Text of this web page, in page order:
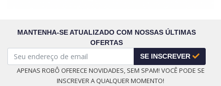
MANTENHA-SE ATUALIZADO COM NOSSAS ÚLTIMAS
OFERTAS
SE INSCREVER
APENAS ROBÔ OFERECE NOVIDADES, SEM SPAM! VOCÊ PODE SE
INSCREVER A QUALQUER MOMENTO!